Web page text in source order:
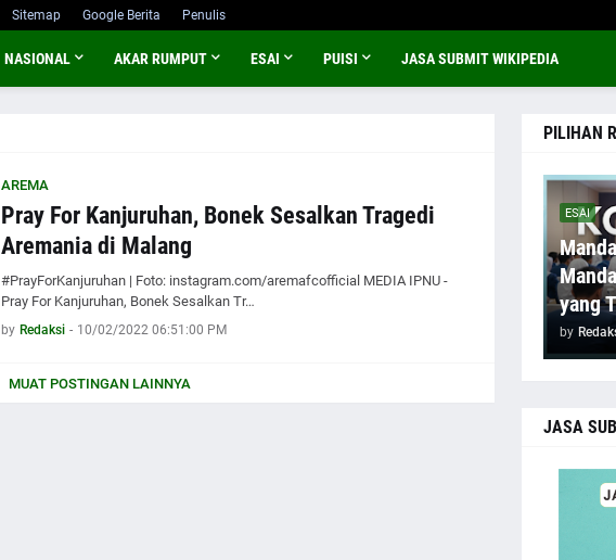
Sitemap Google Berita Penulis
NASIONAL AKAR RUMPUT ESAI PUISI JASA SUBMIT WIKIPEDIA
AREMA
Pray For Kanjuruhan, Bonek Sesalkan Tragedi
Aremania di Malang
#PrayForKanjuruhan | Foto: instagram.com/aremafcofficial MEDIA IPNU -
Pray For Kanjuruhan, Bonek Sesalkan Tr…
by Redaksi - 10/02/2022 06:51:00 PM
MUAT POSTINGAN LAINNYA
PILIHAN
ESAI
yang
by
JASA